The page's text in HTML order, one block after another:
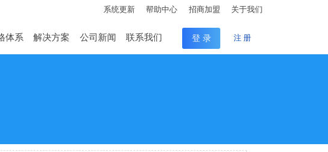
系统更新 帮助中心 招商加盟 关于我们
体系 解决方案 公司新闻 联系我们 登 录 注 册